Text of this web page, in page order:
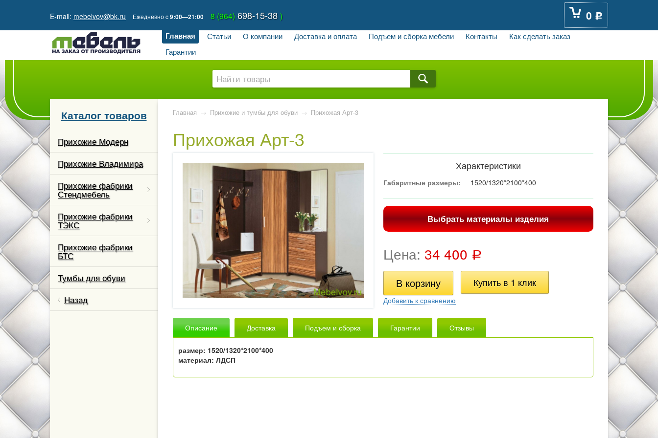
E-mail: mebelvov@bk.ru Ежедневноc9:00—21:00 8 (964) 698-15-38) 0 Р
Главная Статьи О компании Доставка и оплата Подъем и сборка мебели Контакты
Как сделать заказ
Гарантии
Каталог товаров
и
и
Прихожие Модерн
Прихожие Владимира
Прихожие фабрики
Стендмебель
Прихожие фабрики
ТЭКС
Прихожие фабрики
БТС
Тумбы для обуви
Назад
Главная → Прихожие и тумбы для обуви → Прихожая Арт-3
Прихожая Арт-3
Характеристики
Габаритные размеры: 1520/1320*2100*400
Выбрать материалы изделия
Цена: 34 400 Р
Добавить к сравнению
Описание Доставка Подъем и сборка Гарантии Отзывы
размер: 1520/1320*2100*400
материал: ЛДСП